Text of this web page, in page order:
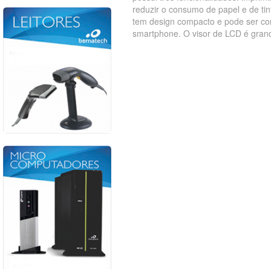
reduzir o consumo de papel e de
tem design compacto e pode ser
smartphone. O visor de LCD é